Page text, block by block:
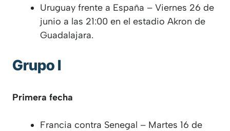
Uruguay frente a España – Viernes 26 de
junio a las 21:00 en el estadio Akron de
Guadalajara.
Grupo I
Primera fecha
Francia contra Senegal – Martes 16 de